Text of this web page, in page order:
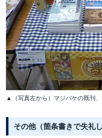
▲（写真左から）マジバケの既刊
その他（箇条書きで失礼し